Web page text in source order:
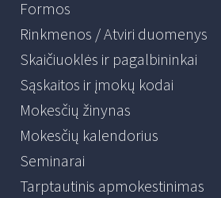
Formos
Rinkmenos / Atviri duomenys
Skaičiuoklės ir pagalbininkai
Sąskaitos ir įmokų kodai
Mokesčių žinynas
Mokesčių kalendorius
Seminarai
Tarptautinis apmokestinimas